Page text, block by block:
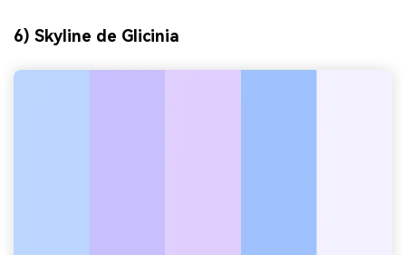
6) Skyline de Glicinia